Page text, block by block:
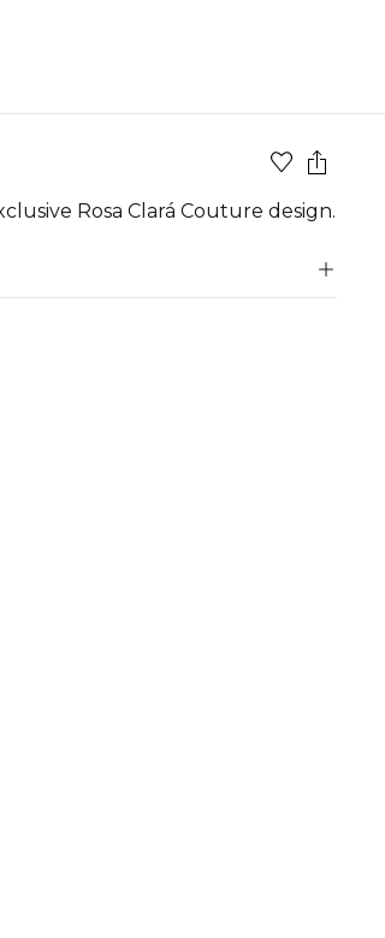
Rosa Clará Couture design.